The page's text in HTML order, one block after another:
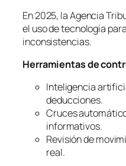
En 2025, la Agencia
el uso de tecnología
inconsistencias.
Herramientas de
Inteligencia
deducciones.
Cruces
informativos.
Revisión de
real.